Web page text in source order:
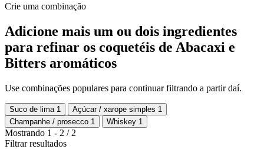
Crie uma combinação
Adicione mais um ou dois ingredientes
para refinar os coquetéis de Abacaxi e
Bitters aromáticos
Use combinações populares para continuar filtrando a partir daí.
Suco de lima 1 Açúcar / xarope simples 1
Champanhe / prosecco 1 Whiskey 1
Mostrando 1 - 2 / 2
Filtrar resultados